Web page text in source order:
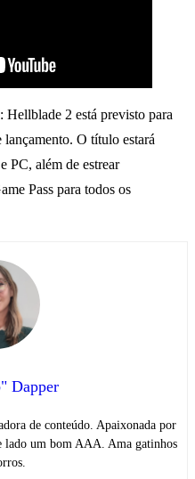
Hellblade 2 está previsto para
lançamento. O título estará
PC, além de estrear
Pass para todos os
Dapper
de conteúdo. Apaixonada por
lado um bom AAA. Ama gatinhos